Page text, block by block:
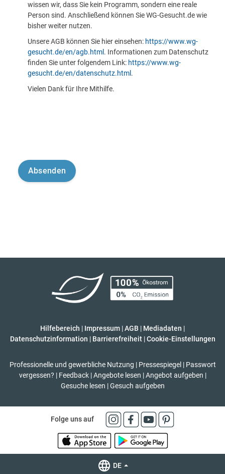
wissen wir, dass Sie kein Programm, sondern eine reale
Person sind. Anschließend können Sie WG-Gesucht.de wie
bisher weiter nutzen.
Unsere AGB können Sie hier einsehen: https://www.wg-
gesucht.de/en/agb.html . Informationen zum Datenschutz
finden Sie unter folgendem Link: https://www.wg-
gesucht.de/en/datenschutz.html .
Vielen Dank für Ihre Mithilfe.
Hilfebereich | Impressum |AGB | Mediadaten |
Datenschutzinformation | Barrierefreiheit | Cookie-Einstellungen
Professionelle und gewerbliche Nutzung | Pressespiegel | Passwort
vergessen? | Feedback | Angebote lesen | Angebot aufgeben |
Gesuche lesen | Gesuch aufgeben
Folge uns auf
DE